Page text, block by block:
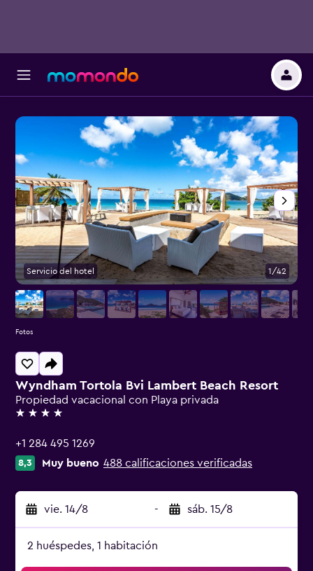
Wyndham Tortola Bvi Lambert Beach Resort
Propiedad vacacional con Playa privada
4 estrellas
+1 284 495 1269
8,3 Muy bueno 488 calificaciones verificadas
vie. 14/8 - sáb. 15/8
2 huéspedes, 1 habitación
Servicio del hotel 1/42
Fotos